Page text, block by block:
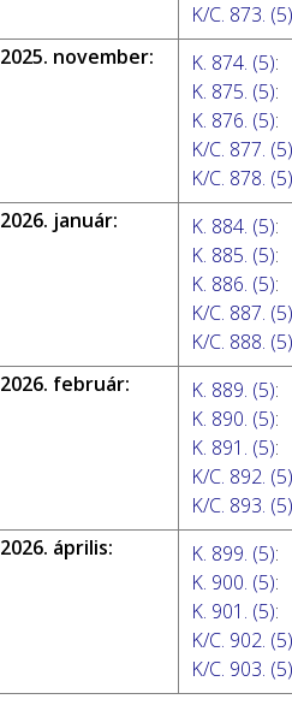
K/C. 873. (5)
2025. november:
K. 874. (5):
K. 875. (5):
K. 876. (5):
K/C. 877. (5)
K/C. 878. (5)
2026. január:
K. 884. (5):
K. 885. (5):
K. 886. (5):
K/C. 887. (5)
K/C. 888. (5)
2026. február:
K. 889. (5):
K. 890. (5):
K. 891. (5):
K/C. 892. (5)
K/C. 893. (5)
2026. április:
K. 899. (5):
K. 900. (5):
K. 901. (5):
K/C. 902. (5)
K/C. 903. (5)